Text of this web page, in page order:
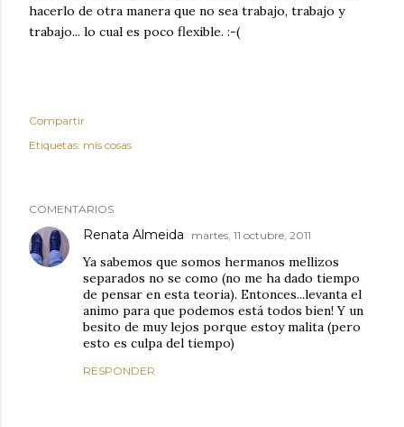
hacerlo de otra manera que no sea trabajo, trabajo y
trabajo... lo cual es poco flexible. :-(
Compartir
Etiquetas: mis cosas
COMENTARIOS
Renata Almeida martes, 11 octubre, 2011
Ya sabemos que somos hermanos mellizos
separados no se como (no me ha dado tiempo
de pensar en esta teoria). Entonces...levanta el
animo para que podemos está todos bien! Y un
besito de muy lejos porque estoy malita (pero
esto es culpa del tiempo)
RESPONDER